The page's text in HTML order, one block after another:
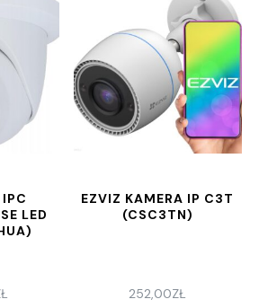
LED
EZVIZ KAMERA IP C3T
(CSC3TN)
252,00ZŁ